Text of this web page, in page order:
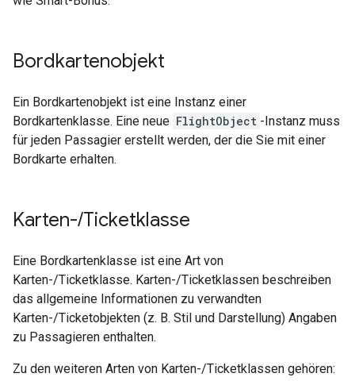
Bordkartenobjekt
Ein Bordkartenobjekt ist eine Instanz einer
Bordkartenklasse. Eine neue FlightObject -Instanz muss
für jeden Passagier erstellt werden, der die Sie mit einer
Bordkarte erhalten.
Karten-/Ticketklasse
Eine Bordkartenklasse ist eine Art von
Karten-/Ticketklasse. Karten-/Ticketklassen beschreiben
das allgemeine Informationen zu verwandten
Karten-/Ticketobjekten (z. B. Stil und Darstellung) Angaben
zu Passagieren enthalten.
Zu den weiteren Arten von Karten-/Ticketklassen gehören: